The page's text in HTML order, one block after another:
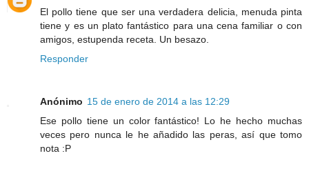
El pollo tiene que ser una verdadera delicia, menuda pinta
tiene y es un plato fantástico para una cena familiar o con
amigos, estupenda receta. Un besazo.
Responder
Anónimo 15 de enero de 2014 a las 12:29
Ese pollo tiene un color fantástico! Lo he hecho muchas
veces pero nunca le he añadido las peras, así que tomo
nota :P